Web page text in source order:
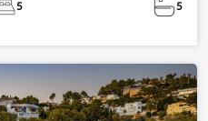
5
5